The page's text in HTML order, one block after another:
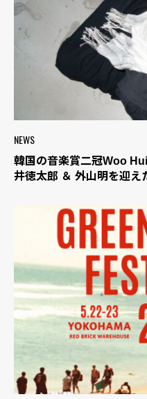
NEWS
韓国の音楽賞二冠Woo
井徳太郎 ＆ 外山明を迎え